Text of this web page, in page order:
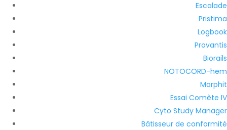
Escalade
Pristima
Logbook
Provantis
Biorails
NOTOCORD-hem
Morphit
Essai Comète IV
Cyto Study Manager
Bâtisseur de conformité